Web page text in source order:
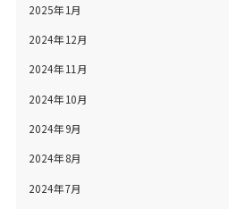
2025年1月
2024年12月
2024年11月
2024年10月
2024年9月
2024年8月
2024年7月